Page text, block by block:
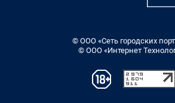
© ООО «Сеть городских
© ООО «Интернет